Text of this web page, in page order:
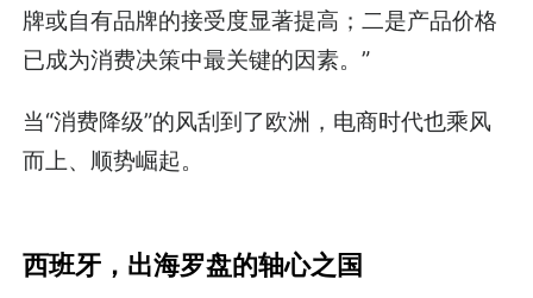
牌或自有品牌的接受度显著提高；二是产品价格
已成为消费决策中最关键的因素。”
当“消费降级”的风刮到了欧洲，电商时代也乘风
而上、顺势崛起。
西班牙，出海罗盘的轴心之国